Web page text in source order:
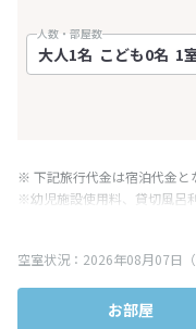
人数・部屋数
※ 下記旅行代金は宿泊代金と
※幼児施設使用料、貸切風呂
み表記となりますが、消費
※表示されている旅行代金・
終確認画面でご確認ください
空室状況：2026年08月07日
お部屋